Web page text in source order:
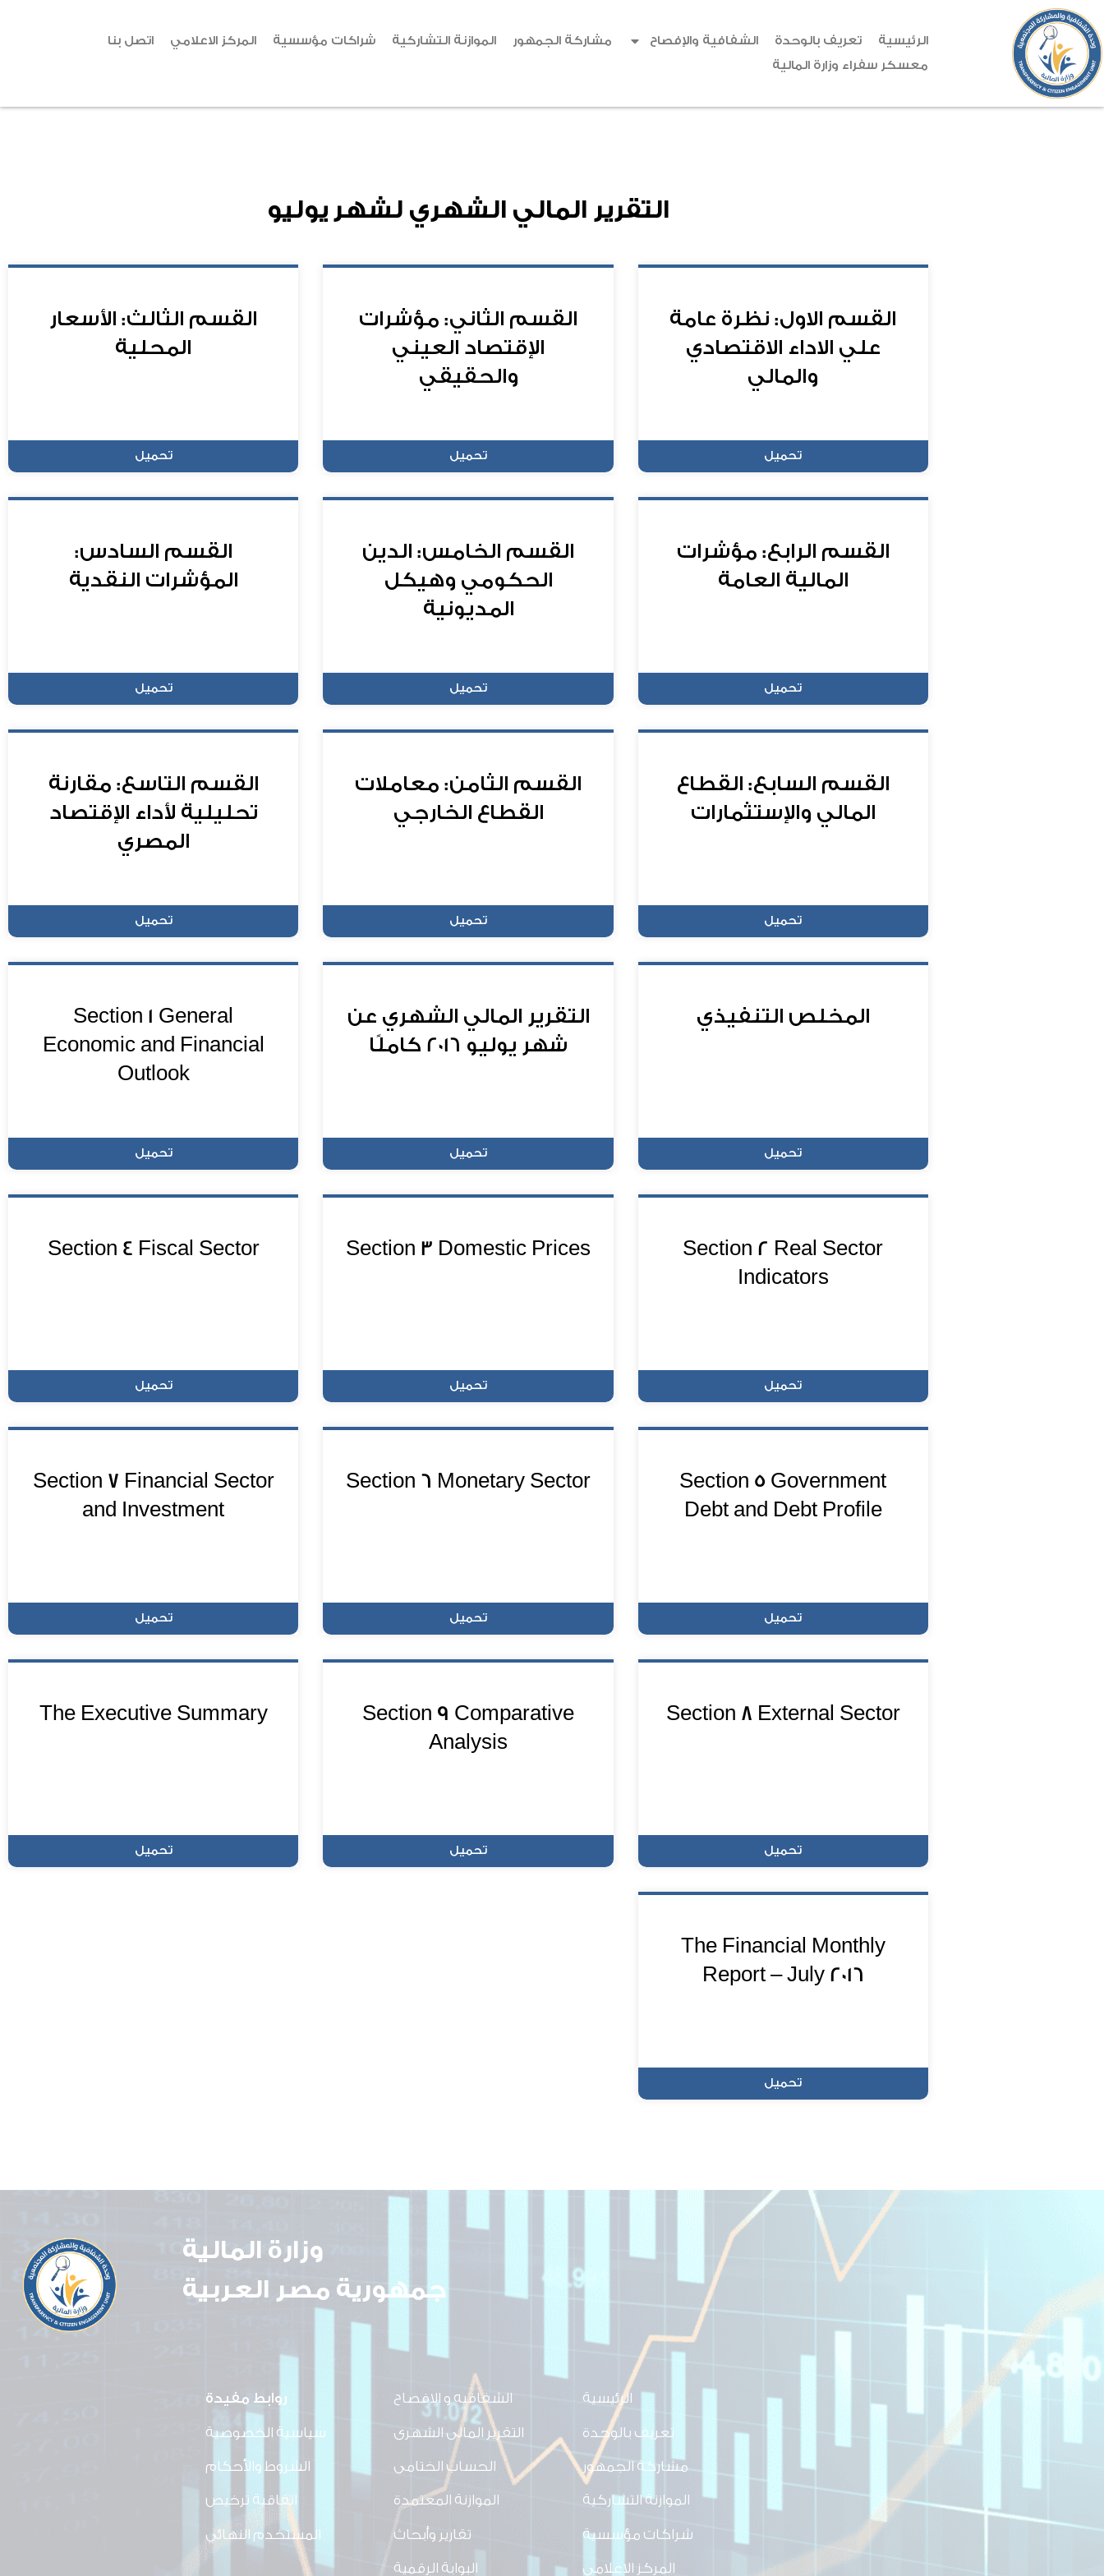
الرئيسية تعريف بالوحدة الشفافية والإفصاح مشاركة الجمهور الموازنة التشاركية شراكات مؤسسية المركز الاعلامي
اتصل بنا
معسكر سفراء وزارة المالية
يوليو التقرير المالي الشهري لشهر
القسم الاول: نظرة عامة
علي الاداء الاقتصادي
والمالي
تحميل
القسم الثاني: مؤشرات
الإقتصاد العيني
والحقيقي
تحميل
القسم الثالث: الأسعار
المحلية
تحميل
القسم الرابع: مؤشرات
المالية العامة
تحميل
القسم الخامس: الدين
الحكومي وهيكل
المديونية
تحميل
القسم السادس:
المؤشرات النقدية
تحميل
القسم السابع: القطاع
المالي والإستثمارات
تحميل
القسم الثامن: معاملات
القطاع الخارجي
تحميل
القسم التاسع: مقارنة
تحليلية لأداء الإقتصاد
المصري
تحميل
المخلص التنفيذي
تحميل
التقرير المالي الشهري عن
شهر يوليو 2016 كاملًا
تحميل
Section 1 General
Economic and Financial
Outlook
تحميل
Section 2 Real Sector
Indicators
تحميل
Section 3 Domestic Prices
تحميل
Section 4 Fiscal Sector
تحميل
Section 5 Government
Debt and Debt Profile
تحميل
Section 6 Monetary Sector
تحميل
Section 7 Financial Sector
and Investment
تحميل
Section 8 External Sector
تحميل
Section 9 Comparative
Analysis
تحميل
The Executive Summary
تحميل
The Financial Monthly
Report – July 2016
تحميل
وزارة المالية
جمهورية مصر العربية
روابط مفيدة
سياسية الخصوصية
الشروط والأحكام
اتفاقية ترخيص
المستخدم النهائي
الشفافيه و الافصاح
التقرير المالى الشهرى
الحساب الختامى
الموازنة المعتمدة
تقارير وأبحاث
البوابة الرقمية
الرئيسية
تعريف بالوحدة
مشاركة الجمهور
الموازنة التشاركية
شراكات مؤسسية
المركز الاعلامي